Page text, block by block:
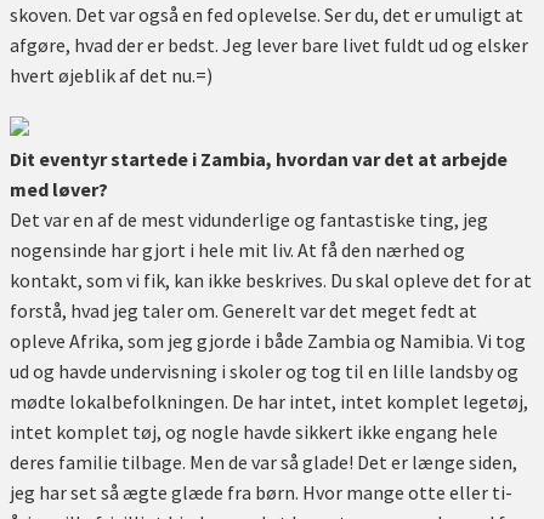
skoven. Det var også en fed oplevelse. Ser du, det er umuligt at
afgøre, hvad der er bedst. Jeg lever bare livet fuldt ud og elsker
hvert øjeblik af det nu.=)
Dit eventyr startede i Zambia, hvordan var det at arbejde
med løver?
Det var en af de mest vidunderlige og fantastiske ting, jeg
nogensinde har gjort i hele mit liv. At få den nærhed og
kontakt, som vi fik, kan ikke beskrives. Du skal opleve det for at
forstå, hvad jeg taler om. Generelt var det meget fedt at
opleve Afrika, som jeg gjorde i både Zambia og Namibia. Vi tog
ud og havde undervisning i skoler og tog til en lille landsby og
mødte lokalbefolkningen. De har intet, intet komplet legetøj,
intet komplet tøj, og nogle havde sikkert ikke engang hele
deres familie tilbage. Men de var så glade! Det er længe siden,
jeg har set så ægte glæde fra børn. Hvor mange otte eller ti-